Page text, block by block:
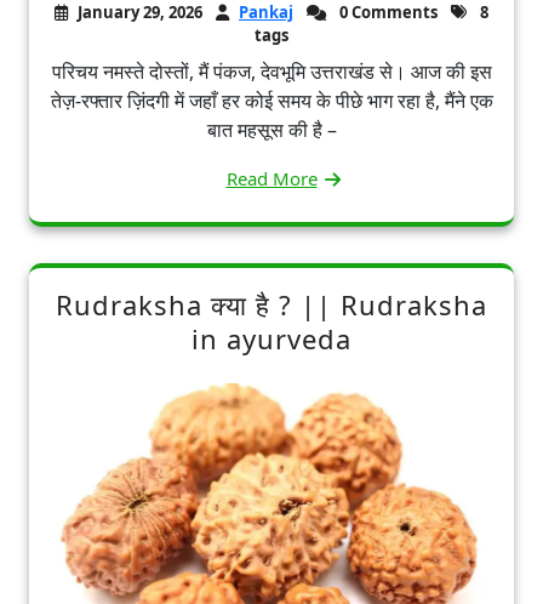
January 29, 2026 Pankaj 0 Comments
8
tags
परिचय नमस्ते दोस्तों, मैं पंकज, देवभूमि उत्तराखंड से। आज की इस
तेज़-रफ्तार ज़िंदगी में जहाँ हर कोई समय के पीछे भाग रहा है, मैंने एक
बात महसूस की है –
Read More
Rudraksha क्या है ? || Rudraksha
in ayurveda